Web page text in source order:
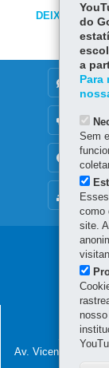
DEIXE SUA
MAPA
Sede
Av. Vicente
do
a
Sem
como
site.